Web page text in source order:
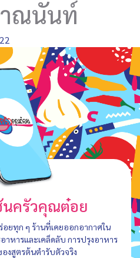
ณนันท์
ครัวคุณต๋อย
ร่อยทุก ๆ ร้านที่เคยออกอากาศใน
หารและเคล็ดลับ การปรุงอาหาร
องสูตรต้นตำรับตัวจริง